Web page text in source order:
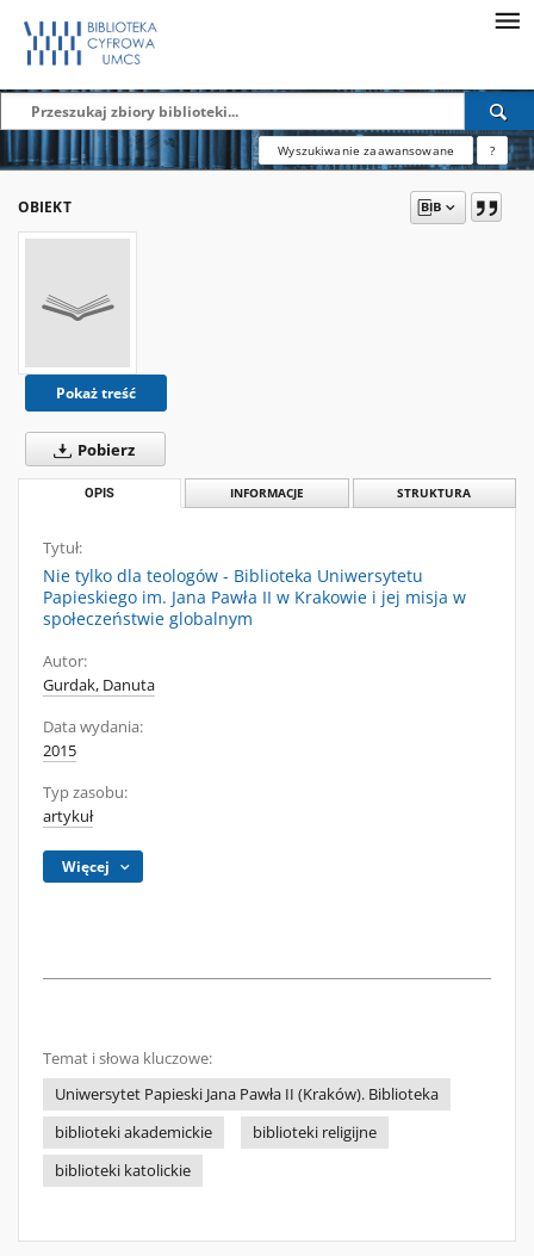
Wyszukiwanie zaawansowane ?
OBIEKT
Pokaż treść
Pobierz
OPIS INFORMACJE STRUKTURA
Tytuł:
Nie tylko dla teologów - Biblioteka Uniwersytetu
Papieskiego im. Jana Pawła II w Krakowie i jej misja w
społeczeństwie globalnym
Autor:
Gurdak, Danuta
Data wydania:
2015
Typ zasobu:
artykuł
Więcej
Temat i słowa kluczowe:
Uniwersytet Papieski Jana Pawła II (Kraków). Biblioteka
biblioteki akademickie
biblioteki religijne
biblioteki katolickie